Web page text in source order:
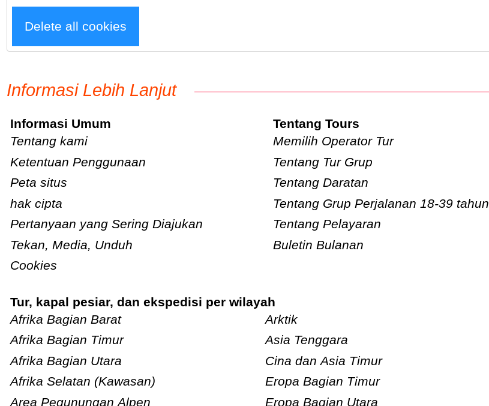
Delete all cookies
Informasi Lebih Lanjut
Informasi Umum
Tentang kami
Ketentuan Penggunaan
Peta situs
hak cipta
Pertanyaan yang Sering Diajukan
Tekan, Media, Unduh
Cookies
Tentang Tours
Memilih Operator Tur
Tentang Tur Grup
Tentang Daratan
Tentang Grup Perjalanan 18-39 tahun
Tentang Pelayaran
Buletin Bulanan
Tur, kapal pesiar, dan ekspedisi per wilayah
Afrika Bagian Barat
Afrika Bagian Timur
Afrika Bagian Utara
Afrika Selatan (Kawasan)
Area Pegunungan Alpen
Arktik
Asia Tenggara
Cina dan Asia Timur
Eropa Bagian Timur
Eropa Bagian Utara